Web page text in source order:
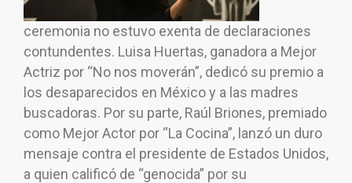
ceremonia no estuvo exenta de declaraciones
contundentes. Luisa Huertas, ganadora a Mejor
Actriz por “No nos moverán”, dedicó su premio a
los desaparecidos en México y a las madres
buscadoras. Por su parte, Raúl Briones, premiado
como Mejor Actor por “La Cocina”, lanzó un duro
mensaje contra el presidente de Estados Unidos,
a quien calificó de “genocida” por su